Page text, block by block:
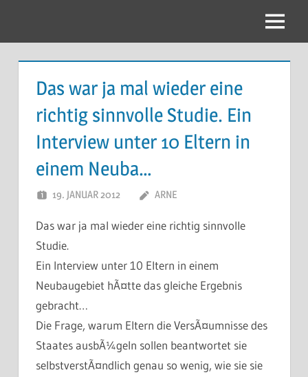
Menu
Das war ja mal wieder eine
richtig sinnvolle Studie. Ein
Interview unter 10 Eltern in
einem Neuba…
19. JANUAR 2012 ARNE
Das war ja mal wieder eine richtig sinnvolle
Studie.
Ein Interview unter 10 Eltern in einem
Neubaugebiet hÃ¤tte das gleiche Ergebnis
gebracht…
Die Frage, warum Eltern die VersÃ¤umnisse des
Staates ausbÃ¼geln sollen beantwortet sie
selbstverstÃ¤ndlich genau so wenig, wie sie sie